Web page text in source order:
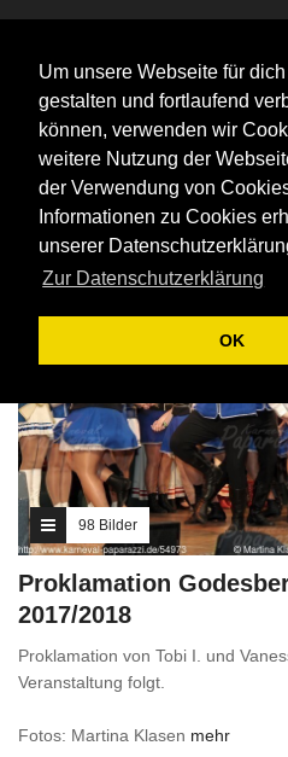
Um unsere Webseite für
gestalten und fortlaufend
können, verwenden wir
weitere Nutzung der
der Verwendung von
Informationen zu Cookies
unserer
Zur Datenschutzerklärung
OK
SITZUNGEN
<< zurück 1 2 3 4 5 6 7 8 9 10
98 Bilder
Proklamation
2017/2018
Proklamation von Tobi I. und
Veranstaltung folgt.
Fotos: Martina Klasen mehr